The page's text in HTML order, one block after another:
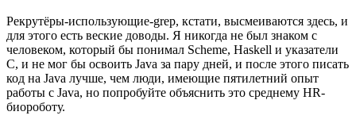
Рекрутёры-использующие-grep, кстати, высмеиваются здесь, и
для этого есть веские доводы. Я никогда не был знаком с
человеком, который бы понимал Scheme, Haskell и указатели
С, и не мог бы освоить Java за пару дней, и после этого писать
код на Java лучше, чем люди, имеющие пятилетний опыт
работы с Java, но попробуйте объяснить это среднему HR-
биороботу.